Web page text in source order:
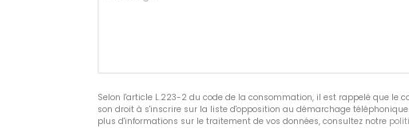
Selon l'article L.223-2 du code de la consommation, il est rappelé que le
son droit à s'inscrire sur la liste d'opposition au démarchage téléphonique
plus d'informations sur le traitement de vos données, consultez notre